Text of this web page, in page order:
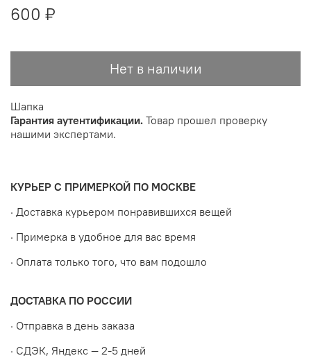
600 ₽
Нет в наличии
Шапка
Гарантия аутентификации. Товар прошел проверку
нашими экспертами.
КУРЬЕР С ПРИМЕРКОЙ ПО МОСКВЕ
· Доставка курьером понравившихся вещей
· Примерка в удобное для вас время
· Оплата только того, что вам подошло
ДОСТАВКА ПО РОССИИ
· Отправка в день заказа
· СДЭК, Яндекс — 2-5 дней